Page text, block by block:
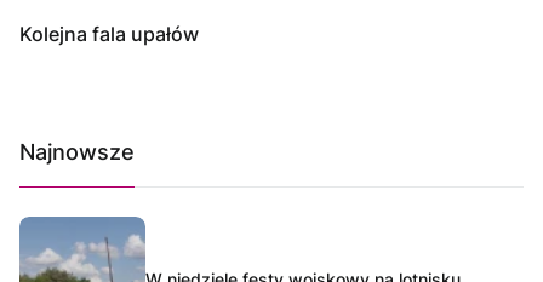
Kolejna fala upałów
Najnowsze